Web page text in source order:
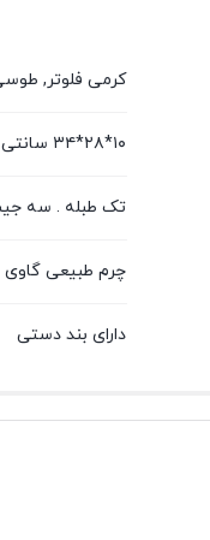
کرمی فلوتر,
۱۰*۲۸*۳۴ سانتی متر
تک طبله . سه
چرم طبیعی گاوی
دارای بند دستی